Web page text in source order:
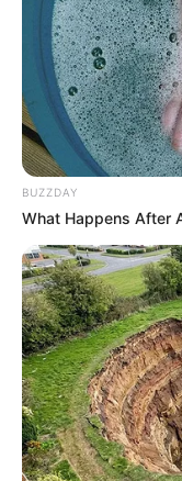
10:43 / 06 Avqust
Qənimət
təzminat ödədi
34
BUZZDAY
What Happens After